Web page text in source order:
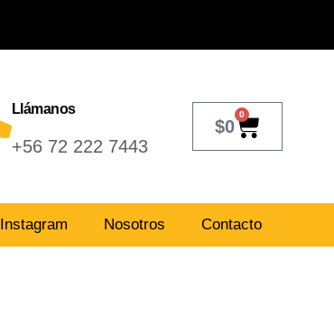
Llámanos
+56 72 222 7443
$0
0
Instagram Nosotros Contacto